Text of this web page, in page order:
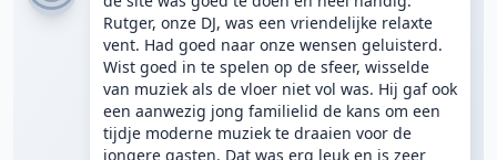
Rutger, onze DJ, was een vriendelijke relaxte
vent. Had goed naar onze wensen geluisterd.
Wist goed in te spelen op de sfeer, wisselde
van muziek als de vloer niet vol was. Hij gaf ook
een aanwezig jong familielid de kans om een
tijdje moderne muziek te draaien voor de
jongere gasten. Dat was erg leuk en is zeer